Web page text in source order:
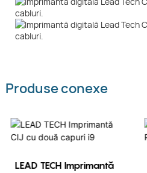
Produse conexe
LEAD TECH Imprimantă